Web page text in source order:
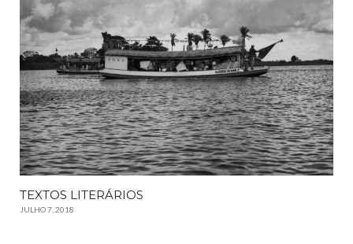
TEXTOS LITERÁRIOS
JULHO 7, 2018